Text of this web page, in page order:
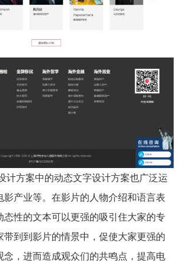
方案中的动态文字设计方案也广泛运
影产业等。在影片的人物介绍和语言表
态性的文本可以更强的吸引住大家的专
带到到影片的情景中，促使大家更强的
念，进而造成观众们的共鸣点，提高电